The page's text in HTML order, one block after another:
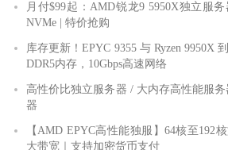
月付$99起：AMD锐龙9 5950X独立服
NVMe | 特价抢购
库存更新！EPYC 9355 与 Ryzen 9950X
DDR5内存，10Gbps高速网络
高性价比独立服务器 / 大内存高性能服
器
【AMD EPYC高性能独服】64核至192
大带宽｜支持加密货币支付